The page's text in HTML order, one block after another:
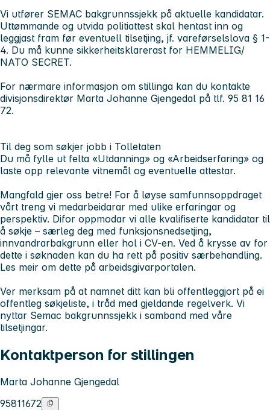
Vi utfører SEMAC bakgrunnssjekk på aktuelle kandidatar.
Uttømmande og utvida politiattest skal hentast inn og
leggjast fram før eventuell tilsetjing, jf. vareførselslova § 1-
4. Du må kunne sikkerheitsklarerast for HEMMELIG/
NATO SECRET.
For nærmare informasjon om stillinga kan du kontakte
divisjonsdirektør Marta Johanne Gjengedal på tlf. 95 81 16
72.
Til deg som søkjer jobb i Tolletaten
Du må fylle ut felta «Utdanning» og «Arbeidserfaring» og
laste opp relevante vitnemål og eventuelle attestar.
Mangfald gjer oss betre! For å løyse samfunnsoppdraget
vårt treng vi medarbeidarar med ulike erfaringar og
perspektiv. Difor oppmodar vi alle kvalifiserte kandidatar til
å søkje – særleg deg med funksjonsnedsetjing,
innvandrarbakgrunn eller hol i CV-en. Ved å krysse av for
dette i søknaden kan du ha rett på positiv særbehandling.
Les meir om dette på arbeidsgivarportalen.
Ver merksam på at namnet ditt kan bli offentleggjort på ei
offentleg søkjeliste, i tråd med gjeldande regelverk. Vi
nyttar Semac bakgrunnssjekk i samband med våre
tilsetjingar.
Kontaktperson for stillingen
Marta Johanne Gjengedal
95811672